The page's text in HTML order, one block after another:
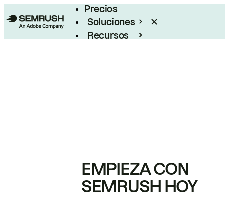
Precios
Soluciones
Recursos
EMPIEZA CON
SEMRUSH HOY